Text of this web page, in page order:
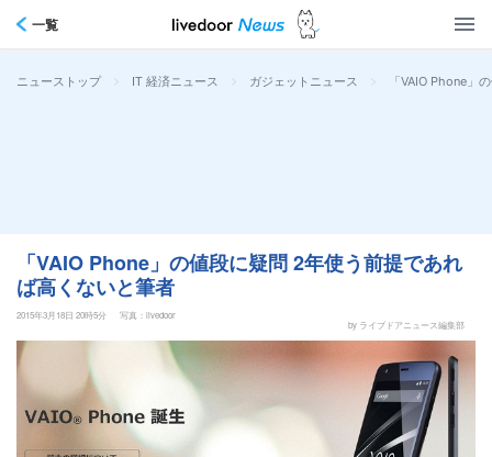
一覧
ニューストップ > IT 経済ニュース > ガジェットニュース > 「VAIO Phone」
「VAIO Phone」の値段に疑問 2年使う前提であれ
ば高くないと筆者
2015年3月18日 20時5分
写真：livedoor
by ライブドアニュース編集部